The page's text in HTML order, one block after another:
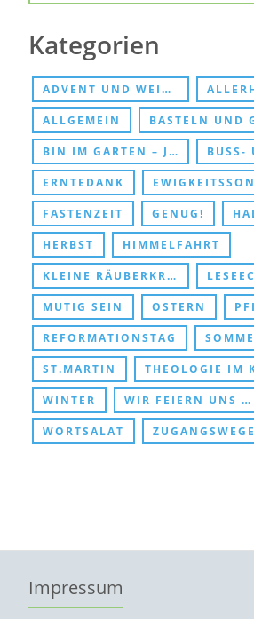
Kategorien
ADVENT UND WEIHNACHTEN
ALLGEMEIN BASTELN UND
BIN IM GARTEN – JESUS TREFFEN BUSS-
ERNTEDANK EWIGKEITSSONNTAG UND
FASTENZEIT GENUG!
HERBST HIMMELFAHRT
KLEINE RÄUBERKRIPPE
MUTIG SEIN OSTERN
REFORMATIONSTAG
ST.MARTIN THEOLOGIE IM
WINTER WIR FEIERN UNS DURCHS KIRCHENJAHR
WORTSALAT ZUGANGSWEGE
Impressum